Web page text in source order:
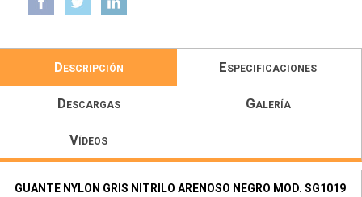
Descripción Especificaciones
Descargas Galería
Vídeos
GUANTE NYLON GRIS NITRILO ARENOSO NEGRO MOD. SG1019